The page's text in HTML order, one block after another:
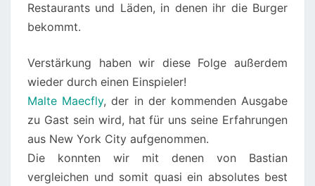
Restaurants und Läden, in denen ihr die Burger
bekommt.
Verstärkung haben wir diese Folge außerdem
wieder durch einen Einspieler!
Malte Maecfly, der in der kommenden Ausgabe
zu Gast sein wird, hat für uns seine Erfahrungen
aus New York City aufgenommen.
Die konnten wir mit denen von Bastian
vergleichen und somit quasi ein absolutes best